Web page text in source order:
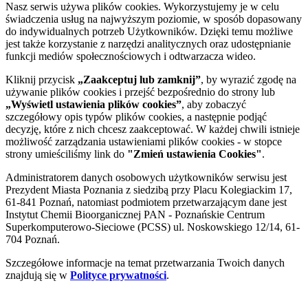
Nasz serwis używa plików cookies. Wykorzystujemy je w celu
świadczenia usług na najwyższym poziomie, w sposób dopasowany
do indywidualnych potrzeb Użytkowników. Dzięki temu możliwe
jest także korzystanie z narzędzi analitycznych oraz udostępnianie
funkcji mediów społecznościowych i odtwarzacza wideo.
Kliknij przycisk „Zaakceptuj lub zamknij”, by wyrazić zgodę na
używanie plików cookies i przejść bezpośrednio do strony lub
„Wyświetl ustawienia plików cookies”, aby zobaczyć
szczegółowy opis typów plików cookies, a następnie podjąć
decyzję, które z nich chcesz zaakceptować. W każdej chwili istnieje
możliwość zarządzania ustawieniami plików cookies - w stopce
strony umieściliśmy link do "Zmień ustawienia Cookies".
Administratorem danych osobowych użytkowników serwisu jest
Prezydent Miasta Poznania z siedzibą przy Placu Kolegiackim 17,
61-841 Poznań, natomiast podmiotem przetwarzającym dane jest
Instytut Chemii Bioorganicznej PAN - Poznańskie Centrum
Superkomputerowo-Sieciowe (PCSS) ul. Noskowskiego 12/14, 61-
704 Poznań.
Szczegółowe informacje na temat przetwarzania Twoich danych
znajdują się w Polityce prywatności.